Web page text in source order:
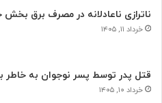
ناترازی ناعادلانه در مصرف برق بخش
خرداد ۱۱, ۱۴۰۵
قتل پدر توسط پسر نوجوان به خاطر
خرداد ۱۰, ۱۴۰۵